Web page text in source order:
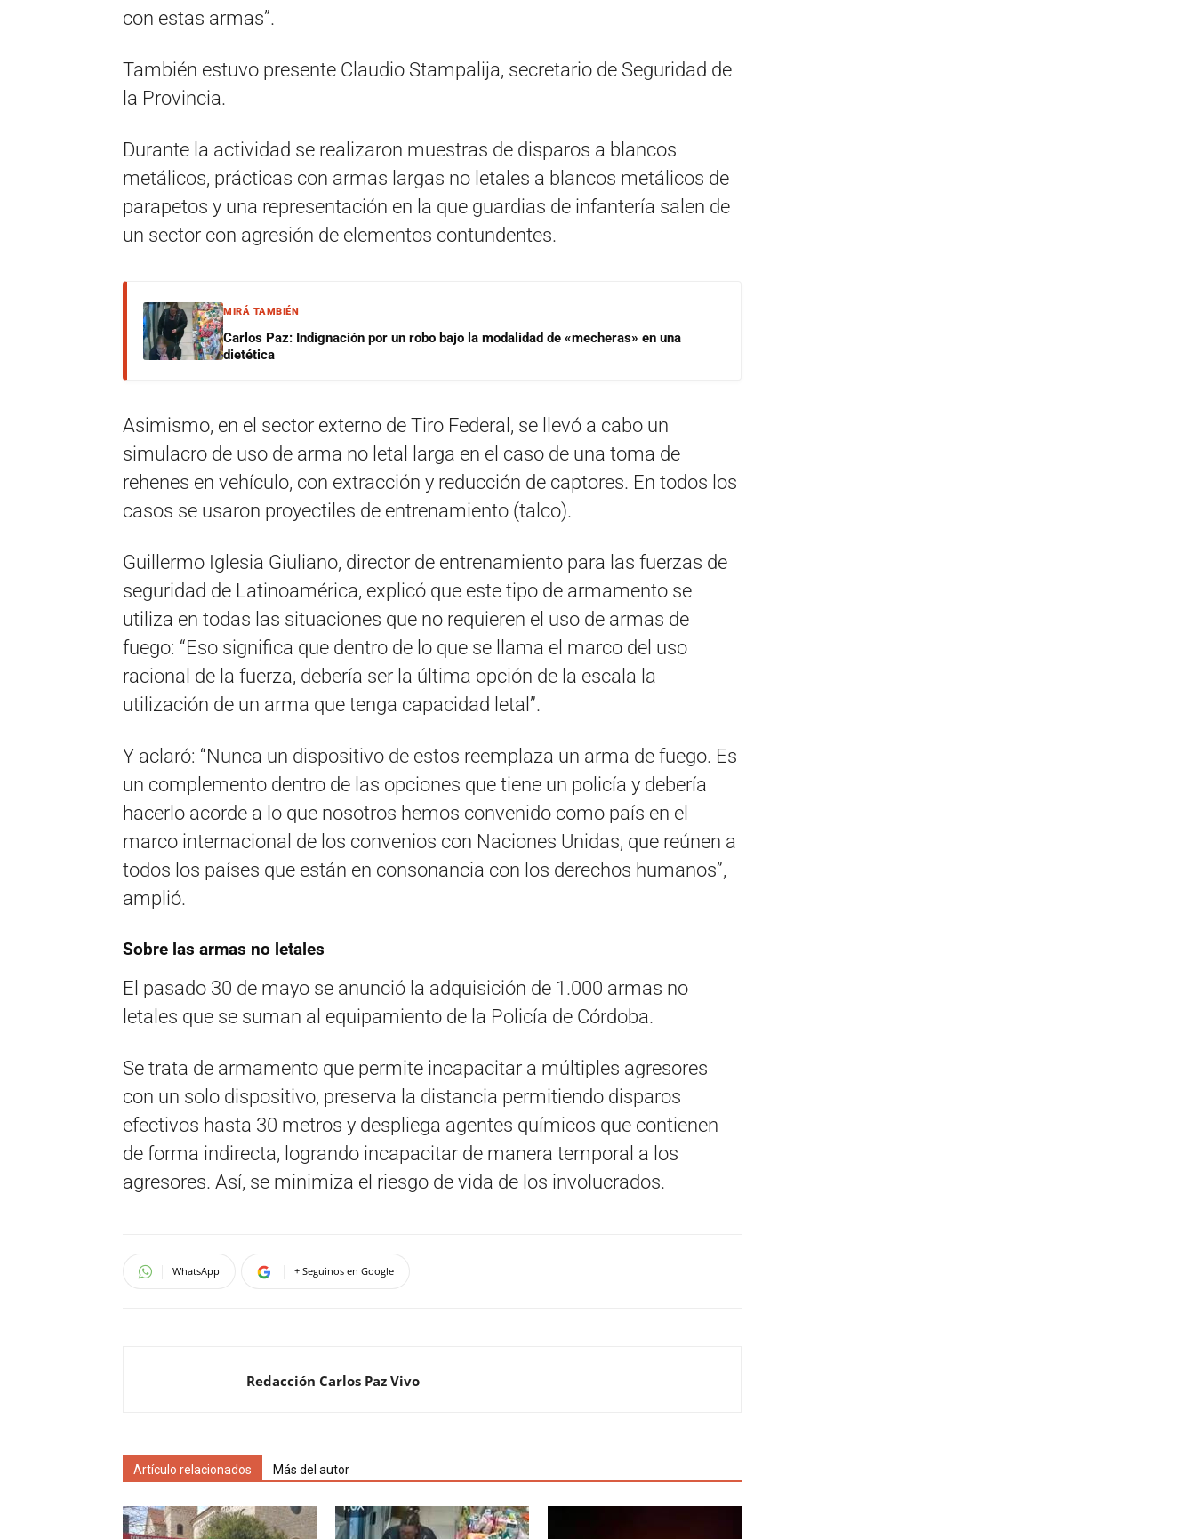
con estas armas”.
También estuvo presente Claudio Stampalija, secretario de Seguridad de
la Provincia.
Durante la actividad se realizaron muestras de disparos a blancos
metálicos, prácticas con armas largas no letales a blancos metálicos de
parapetos y una representación en la que guardias de infantería salen de
un sector con agresión de elementos contundentes.
MIRÁ TAMBIÉN
Carlos Paz: Indignación por un robo bajo la modalidad de «mecheras» en una
dietética
Asimismo, en el sector externo de Tiro Federal, se llevó a cabo un
simulacro de uso de arma no letal larga en el caso de una toma de
rehenes en vehículo, con extracción y reducción de captores. En todos los
casos se usaron proyectiles de entrenamiento (talco).
Guillermo Iglesia Giuliano, director de entrenamiento para las fuerzas de
seguridad de Latinoamérica, explicó que este tipo de armamento se
utiliza en todas las situaciones que no requieren el uso de armas de
fuego: “Eso significa que dentro de lo que se llama el marco del uso
racional de la fuerza, debería ser la última opción de la escala la
utilización de un arma que tenga capacidad letal”.
Y aclaró: “Nunca un dispositivo de estos reemplaza un arma de fuego. Es
un complemento dentro de las opciones que tiene un policía y debería
hacerlo acorde a lo que nosotros hemos convenido como país en el
marco internacional de los convenios con Naciones Unidas, que reúnen a
todos los países que están en consonancia con los derechos humanos”,
amplió.
Sobre las armas no letales
El pasado 30 de mayo se anunció la adquisición de 1.000 armas no
letales que se suman al equipamiento de la Policía de Córdoba.
Se trata de armamento que permite incapacitar a múltiples agresores
con un solo dispositivo, preserva la distancia permitiendo disparos
efectivos hasta 30 metros y despliega agentes químicos que contienen
de forma indirecta, logrando incapacitar de manera temporal a los
agresores. Así, se minimiza el riesgo de vida de los involucrados.
WhatsApp + Seguinos en Google
Redacción Carlos Paz Vivo
Artículo relacionados Más del autor